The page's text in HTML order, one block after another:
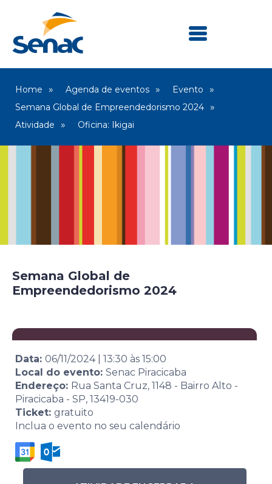
Home Agenda de eventos
Evento
Semana Global de Empreendedorismo 2024
Atividade
Oficina: Ikigai
Semana Global de
Empreendedorismo 2024
Data: 06/11/2024| 13:30 às 15:00
Local do evento: Senac Piracicaba
Endereço: Rua Santa Cruz, 1148 - Bairro Alto -
Piracicaba - SP, 13419-030
Ticket: gratuito
Inclua o evento no seu calendário